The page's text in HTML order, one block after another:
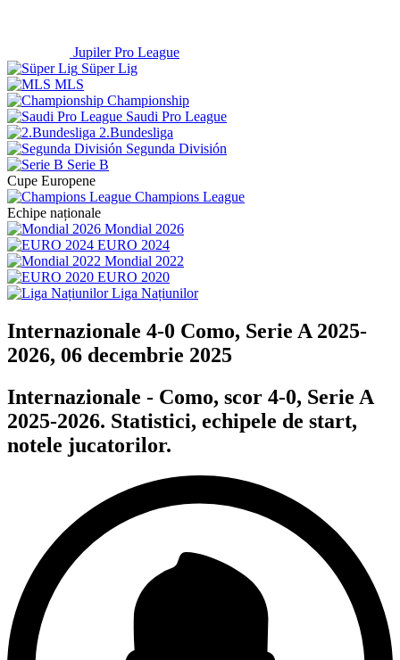
Jupiler Pro League
Süper Lig
MLS
Championship
Saudi Pro League
2.Bundesliga
Segunda División
Serie B
Cupe Europene
Champions League
Echipe naționale
Mondial 2026
EURO 2024
Mondial 2022
EURO 2020
Liga Națiunilor
Internazionale 4-0 Como, Serie A 2025-
2026, 06 decembrie 2025
Internazionale - Como, scor 4-0, Serie A
2025-2026. Statistici, echipele de start,
notele jucatorilor.